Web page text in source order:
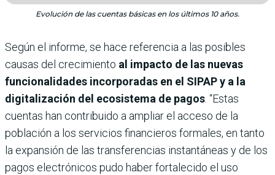
Evolución de las cuentas básicas en los últimos 10 años.
Según el informe, se hace referencia a las posibles
causas del crecimiento al impacto de las nuevas
funcionalidades incorporadas en el SIPAP y a la
digitalización del ecosistema de pagos. “Estas
cuentas han contribuido a ampliar el acceso de la
población a los servicios financieros formales, en tanto
la expansión de las transferencias instantáneas y de los
pagos electrónicos pudo haber fortalecido el uso